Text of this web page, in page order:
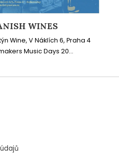
WINES
Wine, V Náklích 6, Praha 4
Music Days 20...